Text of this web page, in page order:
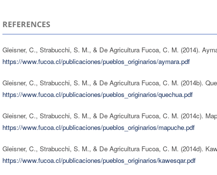
REFERENCES
Gleisner, C., Strabucchi, S. M., & De Agricultura Fucoa, C. M. (2014).
https://www.fucoa.cl/publicaciones/pueblos_originarios/aymara.pdf
Gleisner, C., Strabucchi, S. M., & De Agricultura Fucoa, C. M. (2014b).
https://www.fucoa.cl/publicaciones/pueblos_originarios/quechua.pdf
Gleisner, C., Strabucchi, S. M., & De Agricultura Fucoa, C. M. (2014c).
https://www.fucoa.cl/publicaciones/pueblos_originarios/mapuche.pdf
Gleisner, C., Strabucchi, S. M., & De Agricultura Fucoa, C. M. (2014d).
https://www.fucoa.cl/publicaciones/pueblos_originarios/kawesqar.pdf